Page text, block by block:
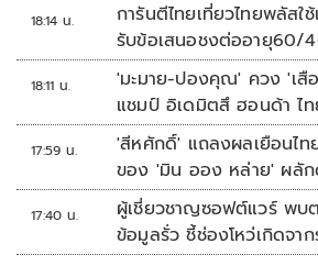
18:14 น.
การันตีไทยเที่ยวไทยพลัสใช้
รับข้อเสนอชงต่ออายุ60/
18:11 น.
'มะมาย-ปองคุณ' ควง 'เสื
แชมป์ อิเดมิตสึ ฮอนด้า ไ
คัพ สนาม 3
17:59 น.
'สีหศักดิ์' แถลงผลเยือนไท
ของ 'มิน ออง หล่าย' ผลัก
อาเซียน
17:40 น.
ผู้เชี่ยวชาญซอฟต์แวร์ พบต
ข้อมูลรั่ว ชี้ช่องโหว่เกิดจา
ไม่ใช่ถูกแฮกระบบ